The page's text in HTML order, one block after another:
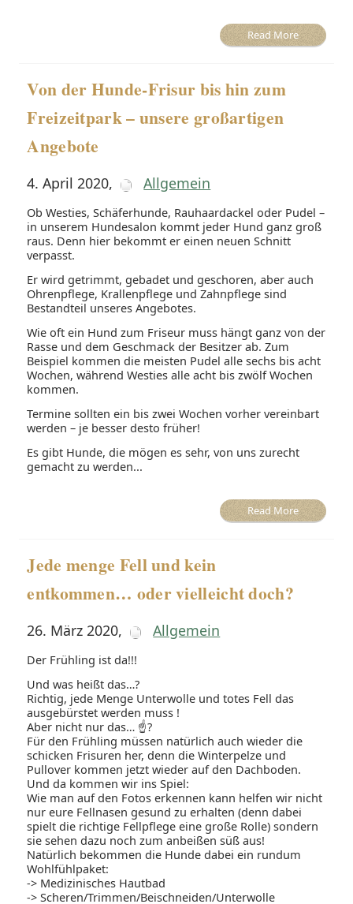
Read More
Von der Hunde-Frisur bis hin zum
Freizeitpark – unsere großartigen
Angebote
4. April 2020, Allgemein
Ob Westies, Schäferhunde, Rauhaardackel oder Pudel –
in unserem Hundesalon kommt jeder Hund ganz groß
raus. Denn hier bekommt er einen neuen Schnitt
verpasst.
Er wird getrimmt, gebadet und geschoren, aber auch
Ohrenpflege, Krallenpflege und Zahnpflege sind
Bestandteil unseres Angebotes.
Wie oft ein Hund zum Friseur muss hängt ganz von der
Rasse und dem Geschmack der Besitzer ab. Zum
Beispiel kommen die meisten Pudel alle sechs bis acht
Wochen, während Westies alle acht bis zwölf Wochen
kommen.
Termine sollten ein bis zwei Wochen vorher vereinbart
werden – je besser desto früher!
Es gibt Hunde, die mögen es sehr, von uns zurecht
gemacht zu werden...
Read More
Jede menge Fell und kein
entkommen… oder vielleicht doch?
26. März 2020, Allgemein
Der Frühling ist da!!!
Und was heißt das…?
Richtig, jede Menge Unterwolle und totes Fell das
ausgebürstet werden muss !
Aber nicht nur das… ☝?
Für den Frühling müssen natürlich auch wieder die
schicken Frisuren her, denn die Winterpelze und
Pullover kommen jetzt wieder auf den Dachboden.
Und da kommen wir ins Spiel:
Wie man auf den Fotos erkennen kann helfen wir nicht
nur eure Fellnasen gesund zu erhalten (denn dabei
spielt die richtige Fellpflege eine große Rolle) sondern
sie sehen dazu noch zum anbeißen süß aus!
Natürlich bekommen die Hunde dabei ein rundum
Wohlfühlpaket:
-> Medizinisches Hautbad
-> Scheren/Trimmen/Beischneiden/Unterwolle